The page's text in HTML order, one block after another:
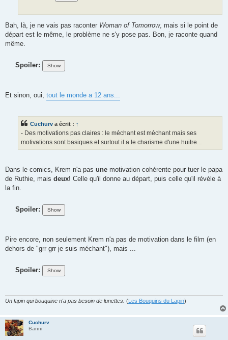
Bah, là, je ne vais pas raconter Woman of Tomorrow, mais si le point de
départ est le même, le problème ne s'y pose pas. Bon, je raconte quand
même.
Spoiler:
Et sinon, oui, tout le monde a 12 ans...
Cuchurv a écrit : ↑
- Des motivations pas claires : le méchant est méchant mais ses
motivations sont basiques et surtout il a le charisme d'une huitre...
Dans le comics, Krem n'a pas une motivation cohérente pour tuer le papa
de Ruthie, mais deux! Celle qu'il donne au départ, puis celle qu'il révèle à
la fin.
Spoiler:
Pire encore, non seulement Krem n'a pas de motivation dans le film (en
dehors de "grr grr je suis méchant"), mais ...
Spoiler:
Un lapin qui bouquine n'a pas besoin de lunettes. (Les Bouquins du Lapin)
Cuchurv
Banni